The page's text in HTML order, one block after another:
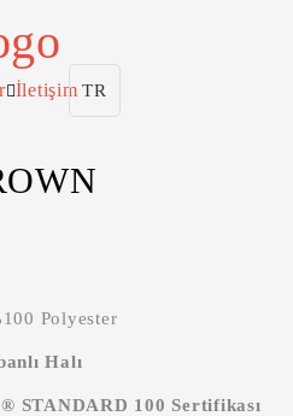
İletişim TR
Polyester
Halı
STANDARD 100 Sertifikası